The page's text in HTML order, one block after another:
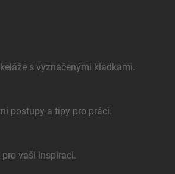
s vyznačenými kladkami.
postupy a tipy pro práci.
vaši inspiraci.